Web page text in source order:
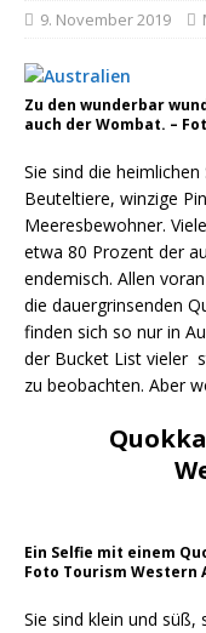
9. November 2019
Zu den wunderbar
auch der Wombat. –
Sie sind die heimlichen
Beuteltiere, winzige
Meeresbewohner.
etwa 80 Prozent der
endemisch. Allen
die dauergrinsenden
finden sich so nur in
der Bucket List vieler
zu beobachten. Aber
Ein Selfie mit einem
Foto Tourism Western
Sie sind klein und